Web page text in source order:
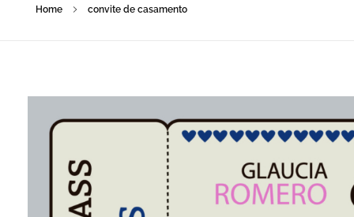
Home convite de casamento